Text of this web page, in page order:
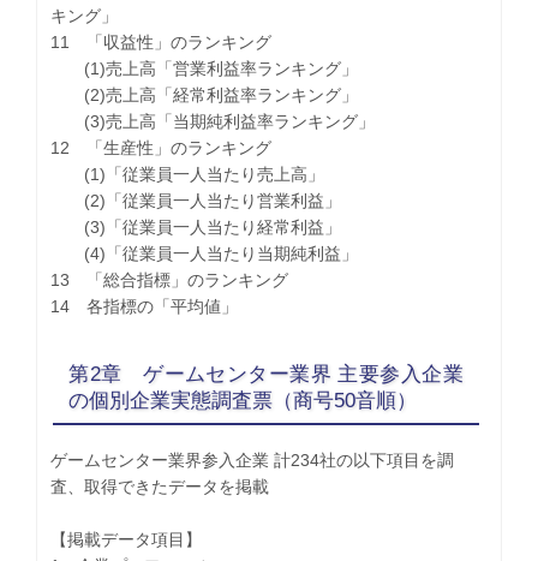
キング」
11 「収益性」のランキング
(1)売上高「営業利益率ランキング」
(2)売上高「経常利益率ランキング」
(3)売上高「当期純利益率ランキング」
12 「生産性」のランキング
(1)「従業員一人当たり売上高」
(2)「従業員一人当たり営業利益」
(3)「従業員一人当たり経常利益」
(4)「従業員一人当たり当期純利益」
13 「総合指標」のランキング
14 各指標の「平均値」
第2章 ゲームセンター業界 主要参入企業
の個別企業実態調査票（商号50音順）
ゲームセンター業界参入企業 計234社の以下項目を調
査、取得できたデータを掲載
【掲載データ項目】